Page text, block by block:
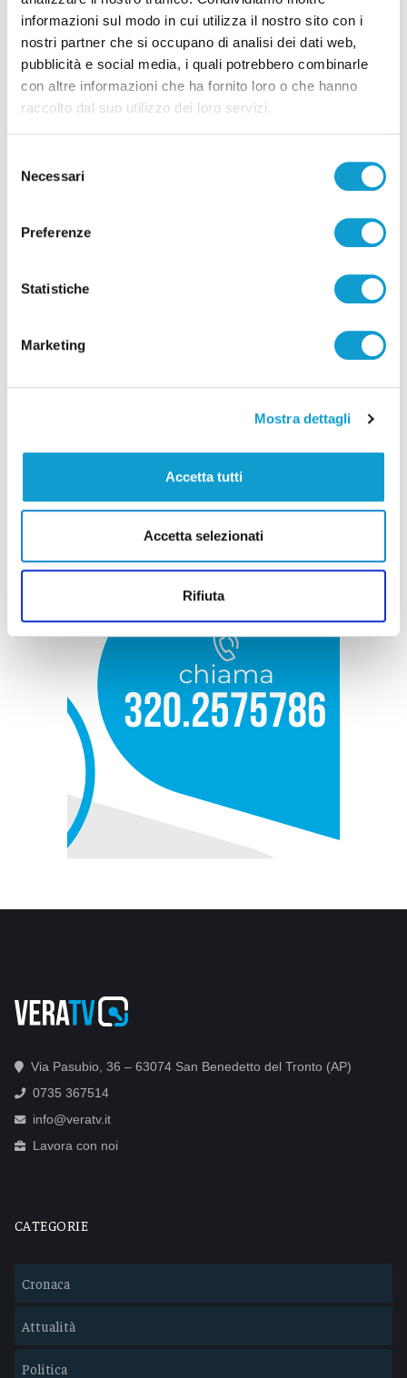
informazioni sul modo in cui utilizza il nostro sito con i
nostri partner che si occupano di analisi dei dati web,
pubblicità e social media, i quali potrebbero combinarle
con altre informazioni che ha fornito loro o che hanno
raccolto dal suo utilizzo dei loro servizi.
delNecessari
Preferenze
Statistiche
Marketing
Mostra dettagli
Accetta tutti
Accetta selezionati
Rifiuta
Pubblicità
Via Pasubio, 36 – 63074 San Benedetto del Tronto (AP)
0735 367514
info@veratv.it
Lavora con noi
CATEGORIE
Cronaca
Attualità
Politica